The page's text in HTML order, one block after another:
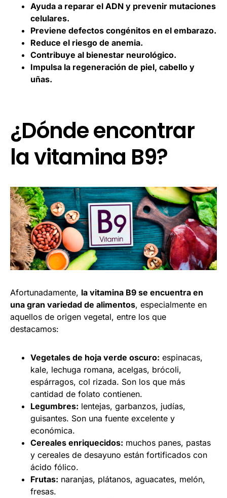
Ayuda a reparar el ADN y prevenir mutaciones
celulares.
Previene defectos congénitos en el embarazo.
Reduce el riesgo de anemia.
Contribuye al bienestar neurológico.
Impulsa la regeneración de piel, cabello y
uñas.
¿Dónde encontrar
la vitamina B9?
Afortunadamente, la vitamina B9 se encuentra en
una gran variedad de alimentos, especialmente en
aquellos de origen vegetal, entre los que
destacamos:
Vegetales de hoja verde oscuro: espinacas,
kale, lechuga romana, acelgas, brócoli,
espárragos, col rizada. Son los que más
cantidad de folato contienen.
Legumbres: lentejas, garbanzos, judías,
guisantes. Son una fuente excelente y
económica.
Cereales enriquecidos: muchos panes, pastas
y cereales de desayuno están fortificados con
ácido fólico.
Frutas: naranjas, plátanos, aguacates, melón,
fresas.